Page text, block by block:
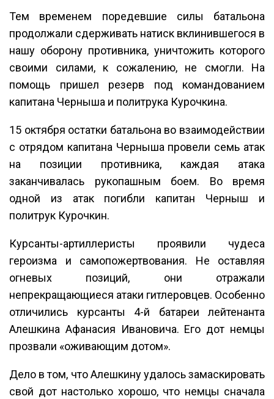
Тем временем поредевшие силы батальона
продолжали сдерживать натиск вклинившегося в
нашу оборону противника, уничтожить которого
своими силами, к сожалению, не смогли. На
помощь пришел резерв под командованием
капитана Черныша и политрука Курочкина.
15 октября остатки батальона во взаимодействии
с отрядом капитана Черныша провели семь атак
на позиции противника, каждая атака
заканчивалась рукопашным боем. Во время
одной из атак погибли капитан Черныш и
политрук Курочкин.
Курсанты-артиллеристы проявили чудеса
героизма и самопожертвования. Не оставляя
огневых позиций, они отражали
непрекращающиеся атаки гитлеровцев. Особенно
отличились курсанты 4-й батареи лейтенанта
Алешкина Афанасия Ивановича. Его дот немцы
прозвали «оживающим дотом».
Дело в том, что Алешкину удалось замаскировать
свой дот настолько хорошо, что немцы сначала